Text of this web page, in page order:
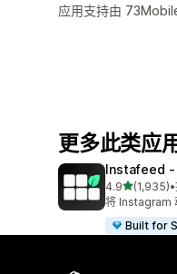
应用支持由
更多此类应
Instafeed
4.9星（满分
(1,935)
总共 1935 条•
将 Instagram
Built for